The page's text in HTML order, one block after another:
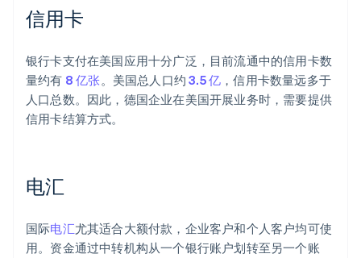
信用卡
银行卡支付在美国应用十分广泛，目前流通中的信用卡数
量约有 8 亿张。美国总人口约3.5 亿 ，信用卡数量远多于
人口总数。因此，德国企业在美国开展业务时，需要提供
信用卡结算方式。
电汇
国际电汇尤其适合大额付款，企业客户和个人客户均可使
用。资金通过中转机构从一个银行账户划转至另一个账